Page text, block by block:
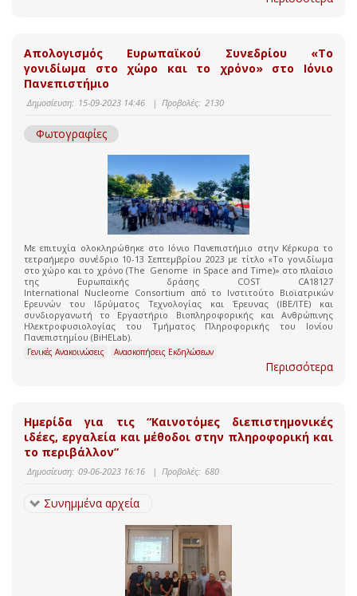
Απολογισμός Ευρωπαϊκού Συνεδρίου «Το
γονιδίωμα στο χώρο και το χρόνο» στο Ιόνιο
Πανεπιστήμιο
Δημοσίευση: 15-09-2023 14:46 | Προβολές: 2130
Φωτογραφίες
Με επιτυχία ολοκληρώθηκε στο Ιόνιο Πανεπιστήμιο στην Κέρκυρα το
τετραήμερο συνέδριο 10-13 Σεπτεμβρίου 2023 με τίτλο «Το γονιδίωμα
στο χώρο και το χρόνο (The Genome in Space and Time)» στο πλαίσιο
της Ευρωπαϊκής δράσης COST CA18127
International Nucleome Consortium από το Ινστιτούτο Βιοϊατρικών
Ερευνών του Ιδρύματος Τεχνολογίας και Έρευνας (ΙΒΕ/ΙΤΕ) και
συνδιοργανωτή το Εργαστήριο Βιοπληροφορικής και Ανθρώπινης
Ηλεκτροφυσιολογίας του Τμήματος Πληροφορικής του Ιονίου
Πανεπιστημίου (BiHELab).
Γενικές Ανακοινώσεις Ανασκοπήσεις Εκδηλώσεων
Περισσότερα
Ημερίδα για τις “Καινοτόμες διεπιστημονικές
ιδέες, εργαλεία και μέθοδοι στην πληροφορική και
το περιβάλλον”
Δημοσίευση: 09-06-2023 16:16 | Προβολές: 680
Συνημμένα αρχεία